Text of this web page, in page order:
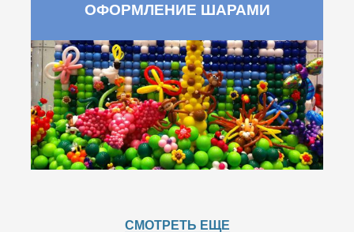
ОФОРМЛЕНИЕ ШАРАМИ
СМОТРЕТЬ ЕЩЕ